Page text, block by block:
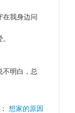
在我身边问
不明白，总
想家的原因